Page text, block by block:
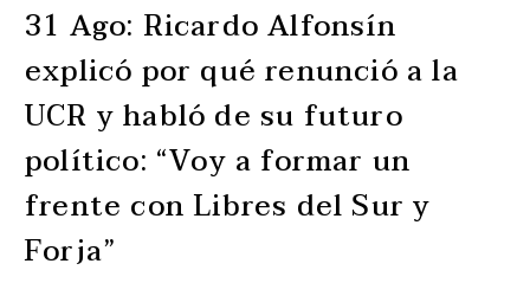
31 Ago: Ricardo Alfonsín
explicó por qué renunció a la
UCR y habló de su futuro
político: “Voy a formar un
frente con Libres del Sur y
Forja”